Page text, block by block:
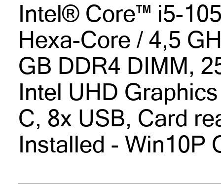
Intel® Core™ i5-
Hexa-Core / 4,5
GB DDR4 DIMM,
Intel UHD
C, 8x USB, Card
Installed - Win10P